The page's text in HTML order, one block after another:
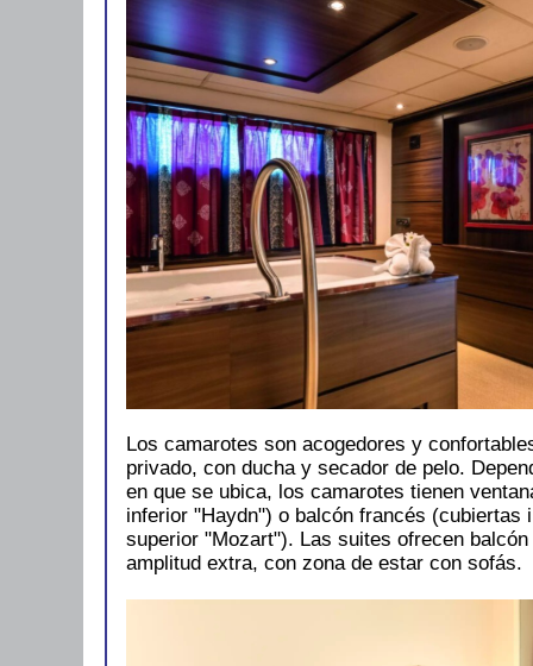
Los camarotes son acogedores y
privado, con ducha y secador de pelo.
en que se ubica, los camarotes tienen
inferior "Haydn") o balcón francés (cubiertas
superior "Mozart"). Las suites ofrecen
amplitud extra, con zona de estar con sofás.